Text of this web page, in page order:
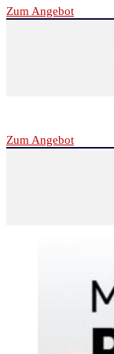
Zum Angebot
Zum Angebot